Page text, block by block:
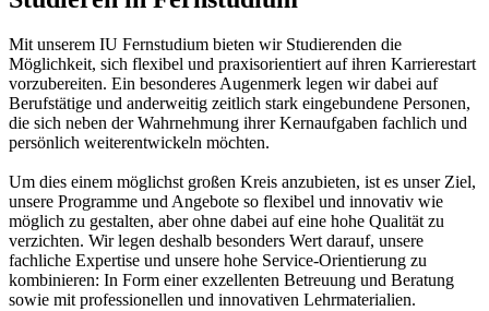
Mit unserem IU Fernstudium bieten wir Studierenden die
Möglichkeit, sich flexibel und praxisorientiert auf ihren Karrierestart
vorzubereiten. Ein besonderes Augenmerk legen wir dabei auf
Berufstätige und anderweitig zeitlich stark eingebundene Personen,
die sich neben der Wahrnehmung ihrer Kernaufgaben fachlich und
persönlich weiterentwickeln möchten.
Um dies einem möglichst großen Kreis anzubieten, ist es unser Ziel,
unsere Programme und Angebote so flexibel und innovativ wie
möglich zu gestalten, aber ohne dabei auf eine hohe Qualität zu
verzichten. Wir legen deshalb besonders Wert darauf, unsere
fachliche Expertise und unsere hohe Service-Orientierung zu
kombinieren: In Form einer exzellenten Betreuung und Beratung
sowie mit professionellen und innovativen Lehrmaterialien.